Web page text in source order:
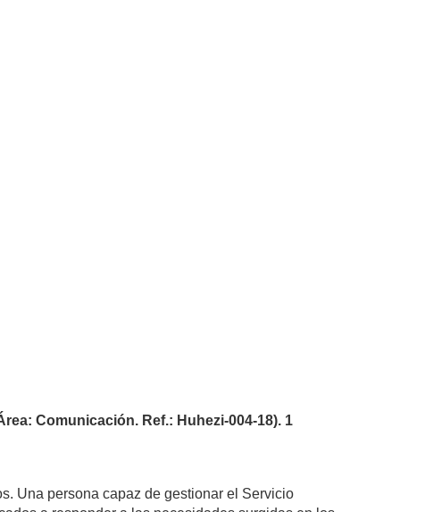
Comunicación. Ref.: Huhezi-004-18). 1
Una persona capaz de gestionar el Servicio